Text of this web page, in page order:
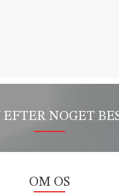
NOGET
OM OS